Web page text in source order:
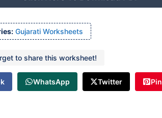
Gujarati Worksheets
to share this worksheet!
WhatsApp Twitter